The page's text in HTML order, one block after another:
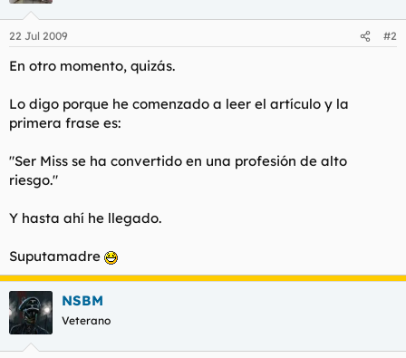
22 Jul 2009 #2
En otro momento, quizás.
Lo digo porque he comenzado a leer el artículo y la
primera frase es:
"Ser Miss se ha convertido en una profesión de alto
riesgo."
Y hasta ahí he llegado.
Suputamadre
NSBM
Veterano